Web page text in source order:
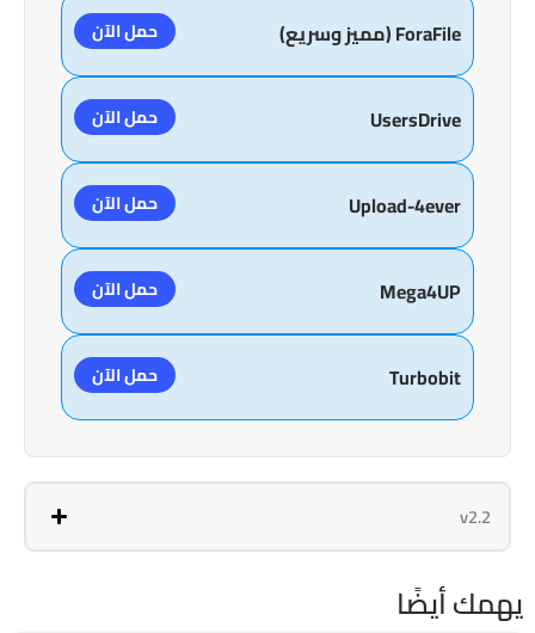
ForaFile (مميز وسريع) حمل الآن
UsersDrive حمل الآن
Upload-4ever حمل الآن
Mega4UP حمل الآن
Turbobit حمل الآن
v2.2
يهمك أيضًا